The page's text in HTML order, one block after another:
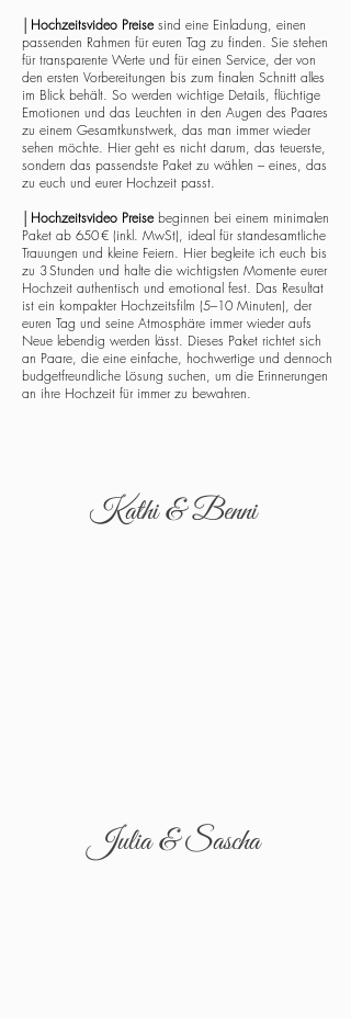
Hochzeitsvideo Preisesind eine Einladung, einen
passenden Rahmen für euren Tag zu finden. Sie stehen
für transparente Werte und für einen Service, der von
den ersten Vorbereitungen bis zum finalen Schnitt alles
im Blick behält. So werden wichtige Details, flüchtige
Emotionen und das Leuchten in den Augen des Paares
zu einem Gesamtkunstwerk, das man immer wieder
sehen möchte. Hier geht es nicht darum, das teuerste,
sondern das passendste Paket zu wählen – eines, das
zu euch und eurer Hochzeit passt.
Hochzeitsvideo Preisebeginnen bei einem minimalen
Paket ab 650 € (inkl. MwSt), ideal für standesamtliche
Trauungen und kleine Feiern. Hier begleite ich euch bis
zu 3 Stunden und halte die wichtigsten Momente eurer
Hochzeit authentisch und emotional fest. Das Resultat
ist ein kompakter Hochzeitsfilm (5–10 Minuten), der
euren Tag und seine Atmosphäre immer wieder aufs
Neue lebendig werden lässt. Dieses Paket richtet sich
an Paare, die eine einfache, hochwertige und dennoch
budgetfreundliche Lösung suchen, um die Erinnerungen
an ihre Hochzeit für immer zu bewahren.
Kathi & Benni
Julia & Sascha